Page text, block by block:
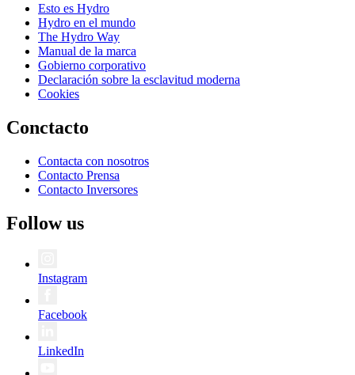
Esto es Hydro
Hydro en el mundo
The Hydro Way
Manual de la marca
Gobierno corporativo
Declaración sobre la esclavitud moderna
Cookies
Conctacto
Contacta con nosotros
Contacto Prensa
Contacto Inversores
Follow us
Instagram
Facebook
LinkedIn